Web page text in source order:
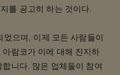
를 공고히 하는 것이다.
으며, 이제 모든 사람들이
람코가 이에 대해 진지하
니다. 많은 업체들이 참여